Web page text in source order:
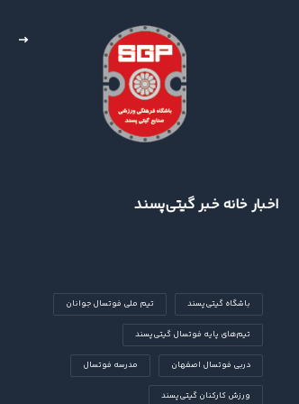
اخبار خانه خبر گیتی‌پسند
باشگاه گیتی‌پسند تیم ملی فوتسال جوانان
تیم‌های پایه فوتسال گیتی‌پسند
دربی فوتسال اصفهان مدرسه فوتسال
ورزش کارکنان گیتی‌پسند